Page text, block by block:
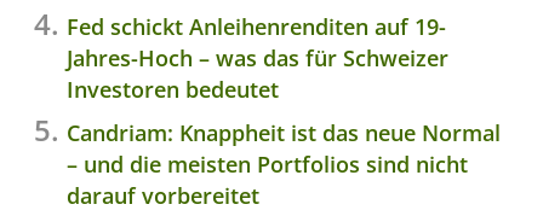
Fed schickt Anleihenrenditen auf 19-
Jahres-Hoch – was das für Schweizer
Investoren bedeutet
Candriam: Knappheit ist das neue Normal
– und die meisten Portfolios sind nicht
darauf vorbereitet